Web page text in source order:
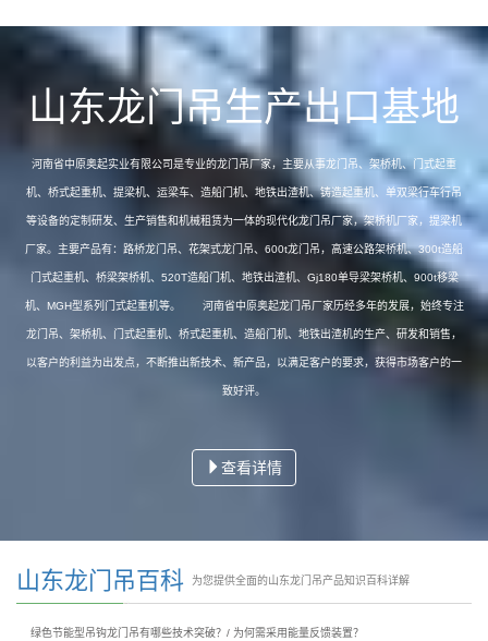
山东龙门吊生产出口基地
河南省中原奥起实业有限公司是专业的龙门吊厂家，主要从事龙门吊、架桥机、门式起重
机、桥式起重机、提梁机、运梁车、造船门机、地铁出渣机、铸造起重机、单双梁行车行吊
等设备的定制研发、生产销售和机械租赁为一体的现代化龙门吊厂家，架桥机厂家，提梁机
厂家。主要产品有：路桥龙门吊、花架式龙门吊、600t龙门吊，高速公路架桥机、300t造船
门式起重机、桥梁架桥机、520T造船门机、地铁出渣机、Gj180单导梁架桥机、900t移梁
机、MGH型系列门式起重机等。 河南省中原奥起龙门吊厂家历经多年的发展，始终专注
龙门吊、架桥机、门式起重机、桥式起重机、造船门机、地铁出渣机的生产、研发和销售，
以客户的利益为出发点，不断推出新技术、新产品，以满足客户的要求，获得市场客户的一
致好评。
查看详情
山东龙门吊百科 为您提供全面的山东龙门吊产品知识百科详解
绿色节能型吊钩龙门吊有哪些技术突破？/ 为何需采用能量反馈装置？